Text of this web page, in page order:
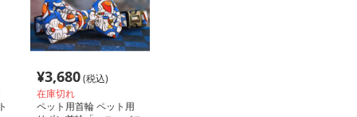
¥3,680(税込)
在庫切れ
ペット用首輪 ペット用